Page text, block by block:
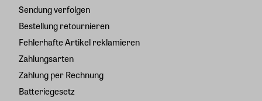
Sendung verfolgen
Bestellung retournieren
Fehlerhafte Artikel reklamieren
Zahlungsarten
Zahlung per Rechnung
Batteriegesetz